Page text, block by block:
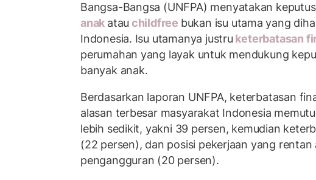
Bangsa-Bangsa (UNFPA) menyatakan
anak atau childfree bukan isu utama yang
Indonesia. Isu utamanya justru keterbatasan
perumahan yang layak untuk mendukung
banyak anak.
Berdasarkan laporan UNFPA, keterbatasan
alasan terbesar masyarakat Indonesia
lebih sedikit, yakni 39 persen, kemudian
(22 persen), dan posisi pekerjaan yang rentan
pengangguran (20 persen).